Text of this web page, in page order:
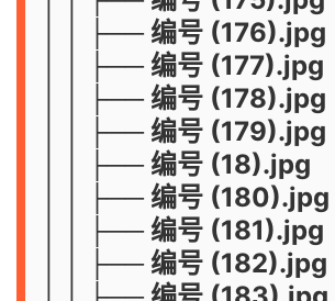
│ │ ├── 编号 (176).jpg
│ │ ├── 编号 (177).jpg
│ │ ├── 编号 (178).jpg
│ │ ├── 编号 (179).jpg
│ │ ├── 编号 (18).jpg
│ │ ├── 编号 (180).jpg
│ │ ├── 编号 (181).jpg
│ │ ├── 编号 (182).jpg